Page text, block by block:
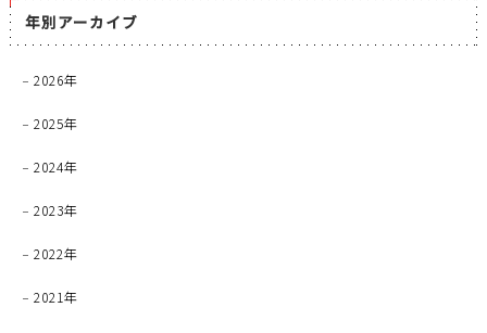
年別アーカイブ
2026年
2025年
2024年
2023年
2022年
2021年